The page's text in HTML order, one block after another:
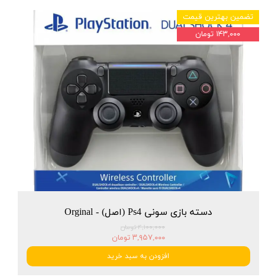
دسته بازی سونی Ps4 (اصل) - Orginal
۴,۱۰۰,۰۰۰ تومان
۳,۹۵۷,۰۰۰ تومان
افزودن به سبد خرید
تضمین بهترین قیمت
۱۴۳,۰۰۰ تومان